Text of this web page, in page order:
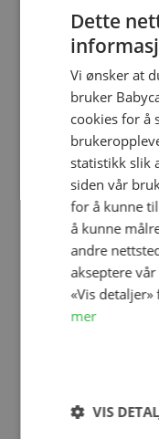
Edition
kr
4ME
kr
4ME
kr
Dette
Vi ønsker at
bruker
cookies for å
statistikk slik
siden vår
for å kunne
å kunne
andre
akseptere
«Vis
mer
VIS